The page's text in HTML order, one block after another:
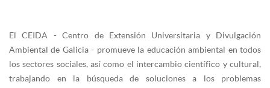
El CEIDA - Centro de Extensión Universitaria y Divulgación
Ambiental de Galicia - promueve la educación ambiental en todos
los sectores sociales, así como el intercambio científico y cultural,
trabajando en la búsqueda de soluciones a los problemas